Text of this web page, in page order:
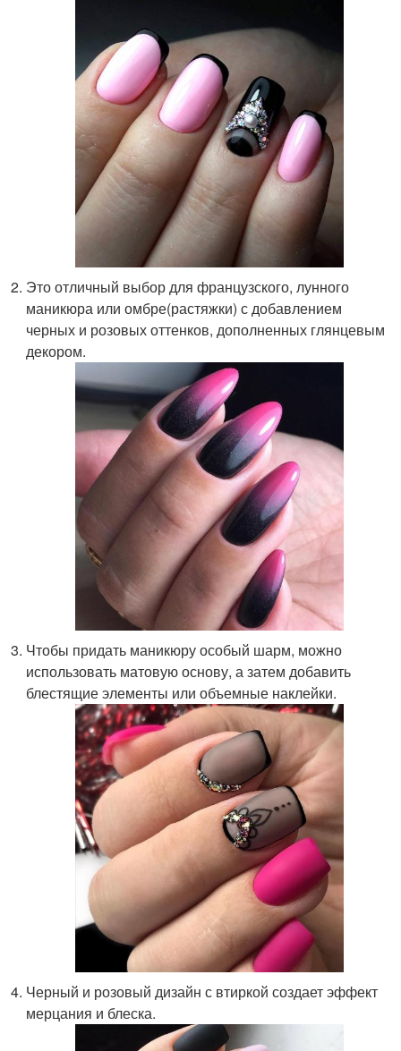
Это отличный выбор для французского, лунного
маникюра или омбре(растяжки) с добавлением
черных и розовых оттенков, дополненных глянцевым
декором.
Чтобы придать маникюру особый шарм, можно
использовать матовую основу, а затем добавить
блестящие элементы или объемные наклейки.
Черный и розовый дизайн с втиркой создает эффект
мерцания и блеска.